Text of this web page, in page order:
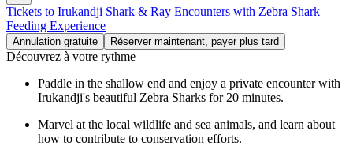
Tickets to Irukandji Shark & Ray Encounters with Zebra Shark
Feeding Experience
Annulation gratuite Réserver maintenant, payer plus tard
Découvrez à votre rythme
Paddle in the shallow end and enjoy a private encounter with
Irukandji's beautiful Zebra Sharks for 20 minutes.
Marvel at the local wildlife and sea animals, and learn about
how to contribute to conservation efforts.